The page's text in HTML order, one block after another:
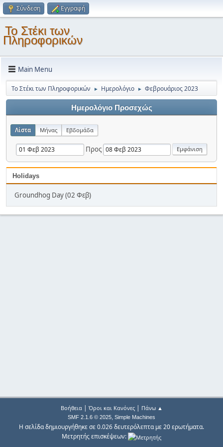
Σύνδεση Εγγραφή
Το Στέκι των
Πληροφορικών
Main Menu
Το Στέκι των Πληροφορικών ► Ημερολόγιο ► Φεβρουάριος 2023
Ημερολόγιο Προσεχώς
Λίστα Μήνας Εβδομάδα
Προς
Holidays
Groundhog Day (02 Φεβ)
Βοήθεια| Όροι και Κανόνες| Πάνω ▲
SMF 2.1.6 © 2025, Simple Machines
Η σελίδα δημιουργήθηκε σε 0.026 δευτερόλεπτα με 20 ερωτήματα.
Μετρητής επισκέψεων: